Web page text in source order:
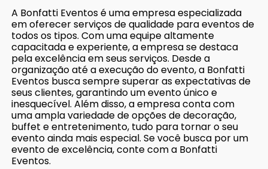
A Bonfatti Eventos é uma empresa especializada
em oferecer serviços de qualidade para eventos de
todos os tipos. Com uma equipe altamente
capacitada e experiente, a empresa se destaca
pela excelência em seus serviços. Desde a
organização até a execução do evento, a Bonfatti
Eventos busca sempre superar as expectativas de
seus clientes, garantindo um evento único e
inesquecível. Além disso, a empresa conta com
uma ampla variedade de opções de decoração,
buffet e entretenimento, tudo para tornar o seu
evento ainda mais especial. Se você busca por um
evento de excelência, conte com a Bonfatti
Eventos.